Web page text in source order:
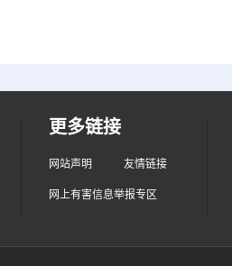
更多链接
网站声明 友情链接
网上有害信息举报专区